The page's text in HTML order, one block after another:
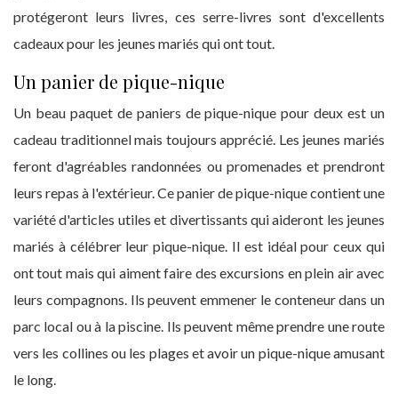
protégeront leurs livres, ces serre-livres sont d'excellents
cadeaux pour les jeunes mariés qui ont tout.
Un panier de pique-nique
Un beau paquet de paniers de pique-nique pour deux est un
cadeau traditionnel mais toujours apprécié. Les jeunes mariés
feront d'agréables randonnées ou promenades et prendront
leurs repas à l'extérieur. Ce panier de pique-nique contient une
variété d'articles utiles et divertissants qui aideront les jeunes
mariés à célébrer leur pique-nique. Il est idéal pour ceux qui
ont tout mais qui aiment faire des excursions en plein air avec
leurs compagnons. Ils peuvent emmener le conteneur dans un
parc local ou à la piscine. Ils peuvent même prendre une route
vers les collines ou les plages et avoir un pique-nique amusant
le long.